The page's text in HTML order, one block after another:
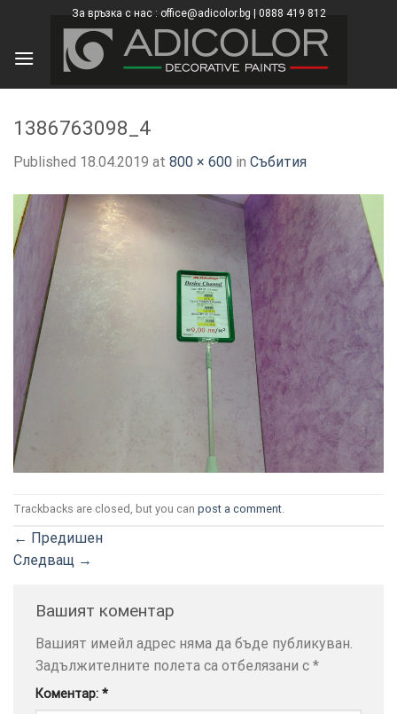
content
За връзка с нас : office@adicolor.bg | 0888 419 812
1386763098_4
Published 18.04.2019 at 800 × 600 in Събития
Trackbacks are closed, but you can post a comment.
← Предишен
Следващ →
Вашият коментар
Вашият имейл адрес няма да бъде публикуван.
Задължителните полета са отбелязани с *
Коментар: *
×
× САЙТ
ИЗПОЛЗВА
ПОВЕЧЕ
МОЖЕТЕ
ДА
НАМЕРИТЕ